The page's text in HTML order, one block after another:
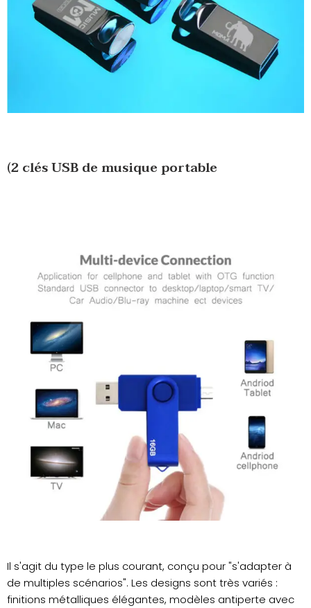
(2 clés USB de musique portable
Il s'agit du type le plus courant, conçu pour "s'adapter à
de multiples scénarios". Les designs sont très variés :
finitions métalliques élégantes, modèles antiperte avec